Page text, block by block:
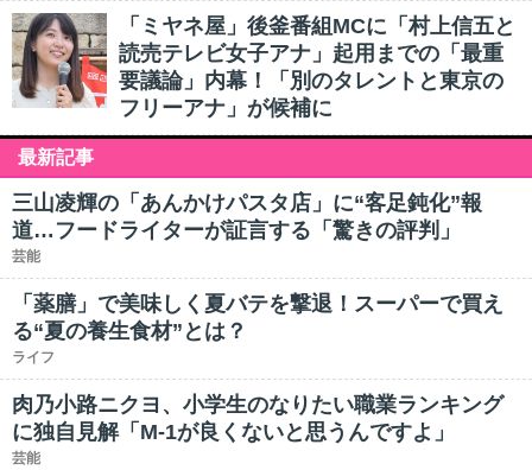
「ミヤネ屋」後釜番組MCに「村上信五と
読売テレビ女子アナ」起用までの「最重
要議論」内幕！「別のタレントと東京の
フリーアナ」が候補に
最新記事
三山凌輝の「あんかけパスタ店」に“客足鈍化”報
道…フードライターが証言する「驚きの評判」
芸能
「薬膳」で美味しく夏バテを撃退！スーパーで買え
る“夏の養生食材”とは？
ライフ
肉乃小路ニクヨ、小学生のなりたい職業ランキング
に独自見解「M-1が良くないと思うんですよ」
芸能